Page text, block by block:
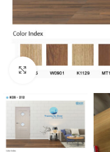
Click to enlarge